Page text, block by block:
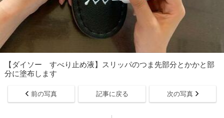
【ダイソー すべり止め液】スリッパのつま先部分とかかと部
分に塗布します
前の写真 記事に戻る 次の写真